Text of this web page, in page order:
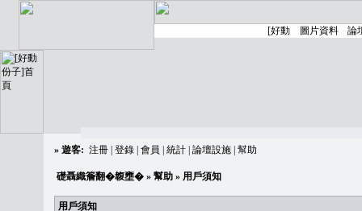
» 遊客: 注冊 登錄 會員 統計 論壇設施 幫助
礎聶織簷翻�䪖壅� » 幫助 » 用戶須知
用戶須知